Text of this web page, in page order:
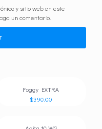
y sitio web en este
un comentario.
Foggy EXTRA
$390.00